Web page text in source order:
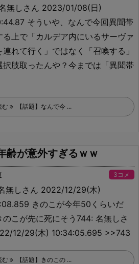
無しさん 2023/01/08(日)
そういや、なんで今回異聞帯
る上で「カルデア内にいるサーヴァ
連れて行く」ではなく「召喚する」
択肢取ったんや？ 今までは「異聞帯
む 【話題】なんで今 ...
齢が意外すぎるｗｗ
3コメ
無しさん 2022/12/29(木)
きのこが今年50くらいだ
のこが先に死にそう744: 名無しさ
12/29(木) 10:34:05.695 >>743
む 【話題】きのこの ...